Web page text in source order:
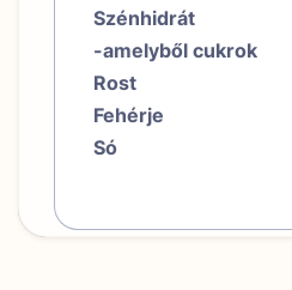
Szénhidrát
-amelyből cukrok
Rost
Fehérje
Só